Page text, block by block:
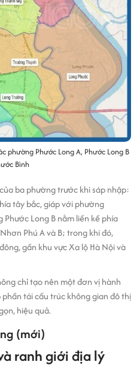
phường Phước Long A, Phước Long B
Bình
ba phường trước khi sáp nhập:
tây bắc, giáp với phường
Long B nằm liền kề phía
Phú A và B; trong khi đó,
gần khu vực Xa lộ Hà Nội và
chỉ tạo nên một đơn vị hành
tái cấu trúc không gian đô thị
hiệu quả.
(mới)
ranh giới địa lý